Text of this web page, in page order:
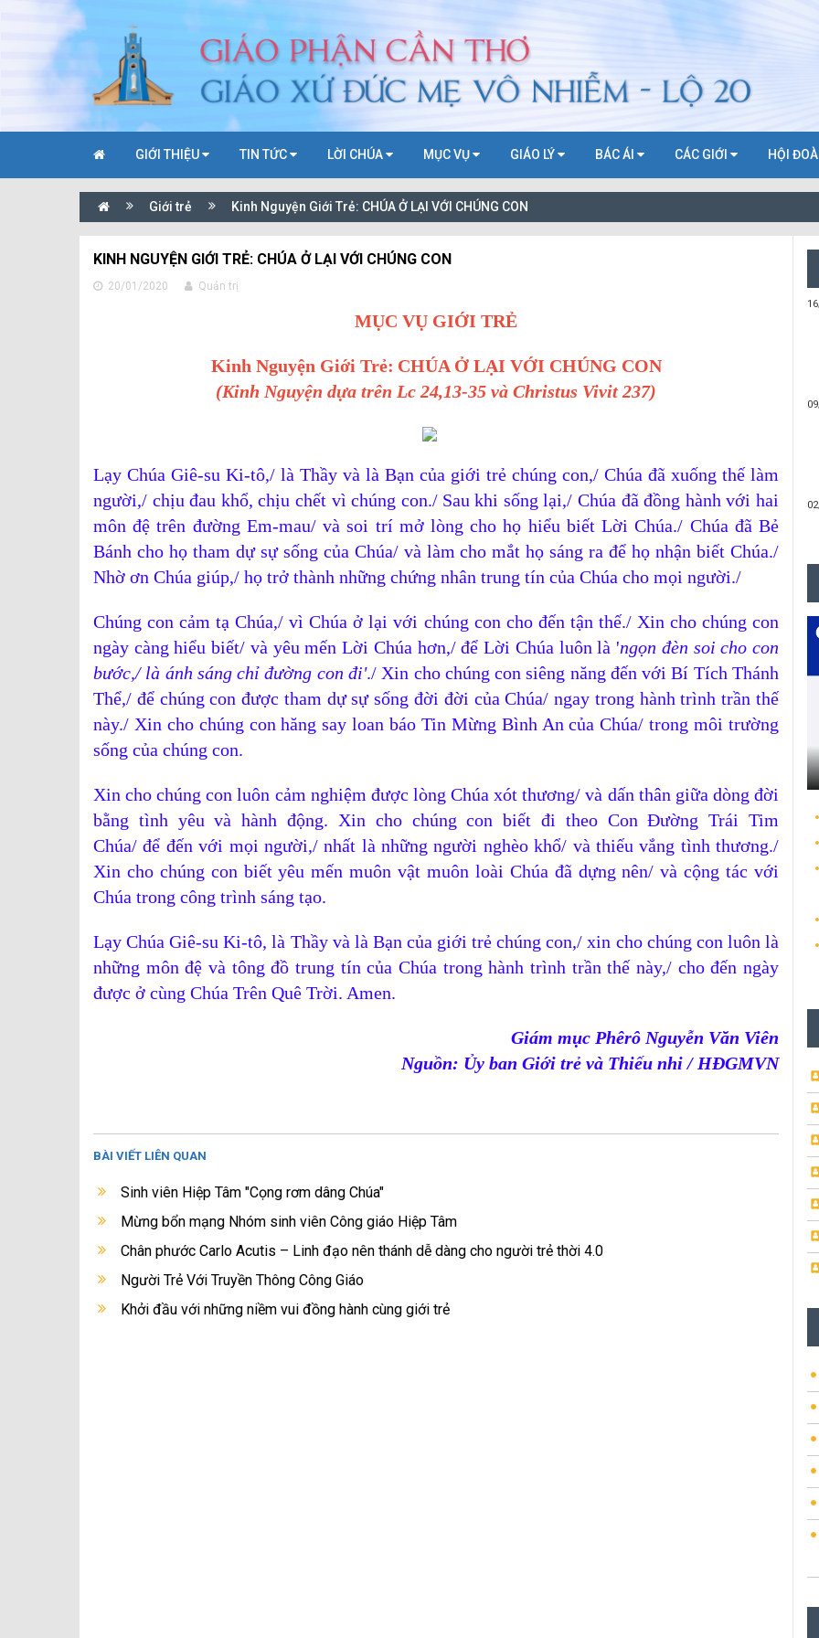
GIỚI THIỆU TIN TỨC LỜI CHÚA MỤC VỤ GIÁO LÝ BÁC ÁI CÁC GIỚI HỘI
Giới trẻ Kinh Nguyện Giới Trẻ: CHÚA Ở LẠI VỚI CHÚNG CON
KINH NGUYỆN GIỚI TRẺ: CHÚA Ở LẠI VỚI CHÚNG CON
20/01/2020 Quản trị
MỤC VỤ GIỚI TRẺ
Kinh Nguyện Giới Trẻ: CHÚA Ở LẠI VỚI CHÚNG CON
(Kinh Nguyện dựa trên Lc 24,13-35 và Christus Vivit 237)
Lạy Chúa Giê-su Ki-tô,/ là Thầy và là Bạn của giới trẻ chúng con,/ Chúa đã xuống thế làm
người,/ chịu đau khổ, chịu chết vì chúng con./ Sau khi sống lại,/ Chúa đã đồng hành với hai
môn đệ trên đường Em-mau/ và soi trí mở lòng cho họ hiểu biết Lời Chúa./ Chúa đã Bẻ
Bánh cho họ tham dự sự sống của Chúa/ và làm cho mắt họ sáng ra để họ nhận biết Chúa./
Nhờ ơn Chúa giúp,/ họ trở thành những chứng nhân trung tín của Chúa cho mọi người./
Chúng con cảm tạ Chúa,/ vì Chúa ở lại với chúng con cho đến tận thế./ Xin cho chúng con
ngày càng hiểu biết/ và yêu mến Lời Chúa hơn,/ để Lời Chúa luôn là 'ngọn đèn soi cho con
bước,/ là ánh sáng chỉ đường con đi'./ Xin cho chúng con siêng năng đến với Bí Tích Thánh
Thể,/ để chúng con được tham dự sự sống đời đời của Chúa/ ngay trong hành trình trần thế
này./ Xin cho chúng con hăng say loan báo Tin Mừng Bình An của Chúa/ trong môi trường
sống của chúng con.
Xin cho chúng con luôn cảm nghiệm được lòng Chúa xót thương/ và dấn thân giữa dòng đời
bằng tình yêu và hành động. Xin cho chúng con biết đi theo Con Đường Trái Tim
Chúa/ để đến với mọi người,/ nhất là nhữngngười nghèo khổ/ và thiếuvắng tình thương./
Xin cho chúng con biếtyêu mến muôn vật muôn loài Chúa đã dựng nên/ và cộng tác với
Chúa trong công trình sáng tạo.
Lạy Chúa Giê-su Ki-tô, là Thầy và là Bạn của giới trẻ chúng con,/ xin cho chúng con luôn là
những môn đệ và tông đồ trung tín của Chúa trong hành trình trần thế này,/ cho đến ngày
được ở cùng Chúa Trên Quê Trời. Amen.
Giám mục Phêrô Nguyễn Văn Viên
Nguồn: Ủy ban Giới trẻ và Thiếu nhi / HĐGMVN
BÀI VIẾT LIÊN QUAN
Sinh viên Hiệp Tâm "Cọng rơm dâng Chúa"
Mừng bổn mạng Nhóm sinh viên Công giáo Hiệp Tâm
Chân phước Carlo Acutis – Linh đạo nên thánh dễ dàng cho người trẻ thời 4.0
Người Trẻ Với Truyền Thông Công Giáo
Khởi đầu với những niềm vui đồng hành cùng giới trẻ